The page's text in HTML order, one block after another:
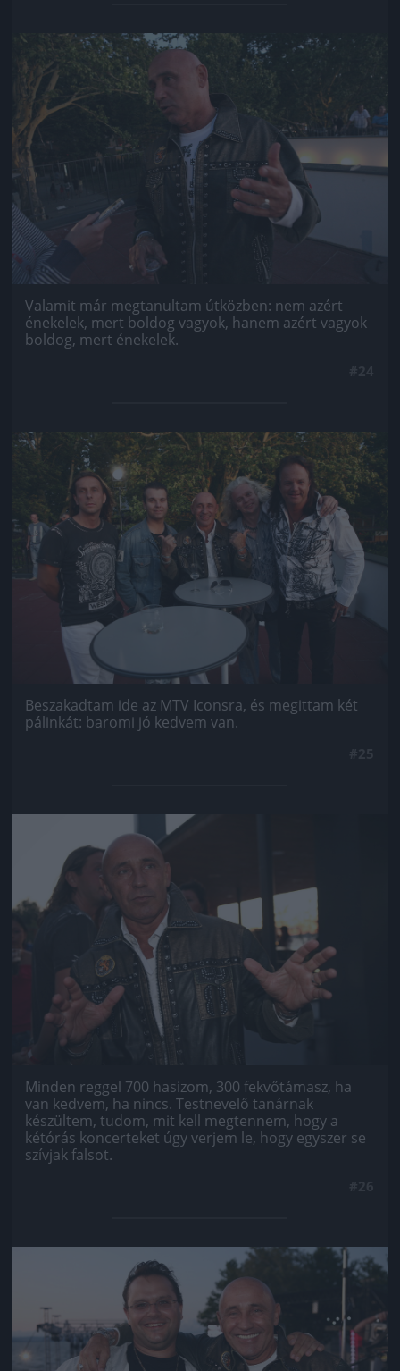
Jön még kép!
Valamit már megtanultam útközben: nem azért
énekelek, mert boldog vagyok, hanem azért vagyok
boldog, mert énekelek.
Jön még kép!
Beszakadtam ide az MTV Iconsra, és megittam két
pálinkát: baromi jó kedvem van.
Jön még kép!
Minden reggel 700 hasizom, 300 fekvőtámasz, ha
van kedvem, ha nincs. Testnevelő tanárnak
készültem, tudom, mit kell megtennem, hogy a
kétórás koncerteket úgy verjem le, hogy egyszer se
szívjak falsot.
Jön még kép!